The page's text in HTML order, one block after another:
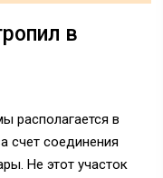
в
располагается в
счет соединения
Не этот участок